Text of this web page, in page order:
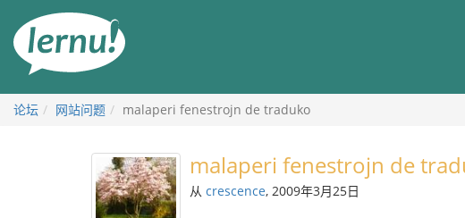
论坛 网站问题 malaperi fenestrojn de traduko
malaperi fenestrojn de
从 crescence, 2009年3月25日